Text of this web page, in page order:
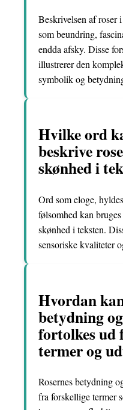
Beskrivelsen af roser
som beundring,
endda afsky. Disse
illustrerer den
symbolik og
Hvilke ord
beskrive
skønhed i
Ord som eloge,
følsomhed kan
skønhed i teksten.
sensoriske kvaliteter
Hvordan
betydning
fortolkes ud
termer og
Rosernes betydning
fra forskellige termer